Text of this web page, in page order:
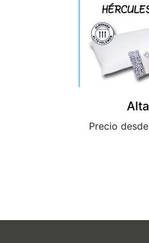
Alta
Precio desde